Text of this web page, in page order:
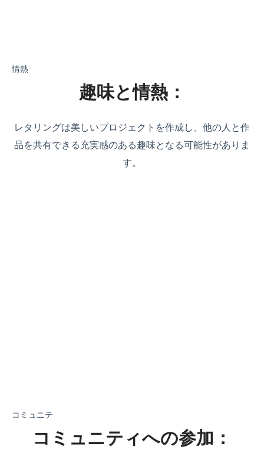
情熱
趣味と情熱：
レタリングは美しいプロジェクトを作成し、他の人と作
品を共有できる充実感のある趣味となる可能性がありま
す。
コミュニテ
コミュニティへの参加：